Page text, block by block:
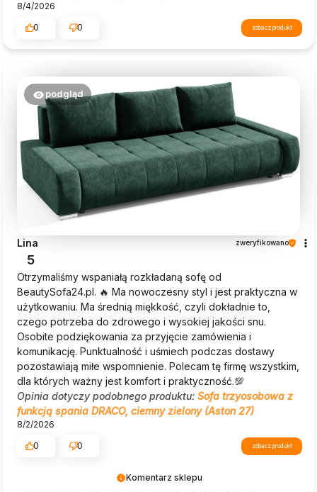
8/4/2026
0
0 zobacz produkt
Komentarz sklepu
podgląd
Lina zweryfikowano
5
Otrzymaliśmy wspaniałą rozkładaną sofę od
BeautySofa24.pl. 🔥 Ma nowoczesny styl i jest praktyczna w
użytkowaniu. Ma średnią miękkość, czyli dokładnie to,
czego potrzeba do zdrowego i wysokiej jakości snu.
Osobite podziękowania za przyjęcie zamówienia i
komunikację. Punktualność i uśmiech podczas dostawy
pozostawiają miłe wspomnienie. Polecam tę firmę wszystkim,
dla których ważny jest komfort i praktyczność.💯
Opinia dotyczy podobnego produktu: Sofa trzyosobowa z
funkcją spania DRACO, ciemny zielony (Aston 27)
8/2/2026
0
0 zobacz produkt